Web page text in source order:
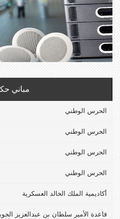
مباني
الحرس الوطني
الحرس الوطني
الحرس الوطني
الحرس الوطني
أكاديمية الملك الخالد العسكرية
قاعدة الأمير سلطان بن عبدالعزيز